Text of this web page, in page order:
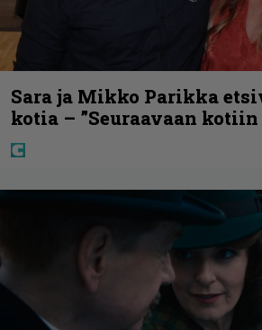
Sara ja Mikko Parikka
kotia – ”Seuraavaan kotiin